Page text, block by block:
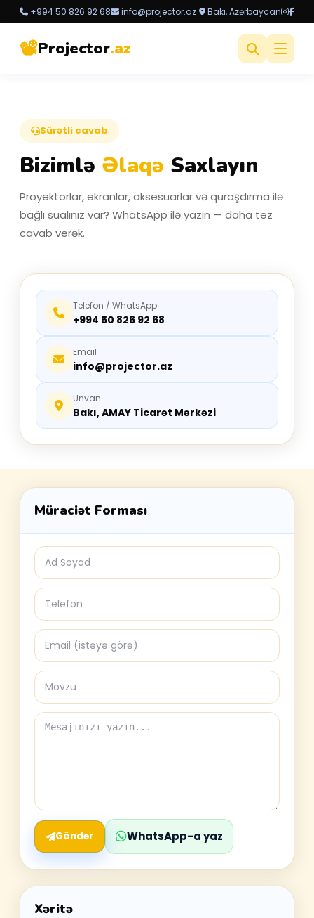
+994 50 826 92 68 info@projector.az Bakı, Azərbaycan
📽️Projector.az
Sürətli cavab
Bizimlə Əlaqə Saxlayın
Proyektorlar, ekranlar, aksesuarlar və quraşdırma ilə
bağlı sualınız var? WhatsApp ilə yazın — daha tez
cavab verək.
Telefon / WhatsApp
+994 50 826 92 68
Email
info@projector.az
Ünvan
Bakı, AMAY Ticarət Mərkəzi
Müraciət Forması
Göndər WhatsApp-a yaz
Xəritə